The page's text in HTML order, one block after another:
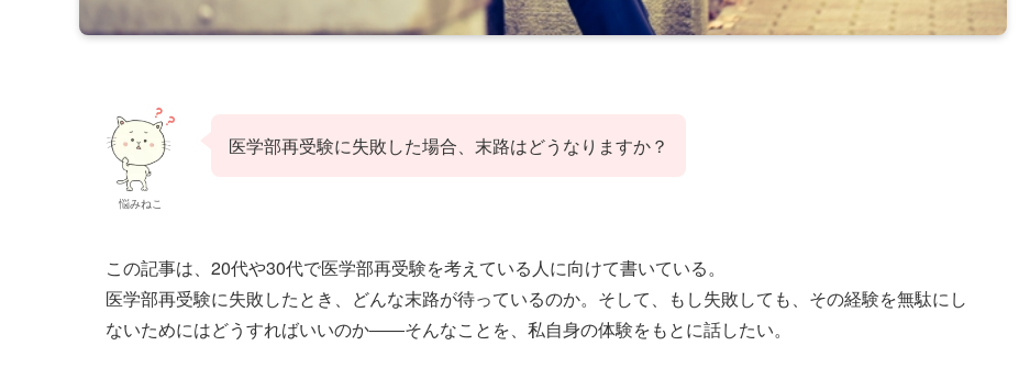
悩みねこ
医学部再受験に失敗した場合、末路はどうなりますか？
この記事は、20代や30代で医学部再受験を考えている人に向けて書いている。
医学部再受験に失敗したとき、どんな末路が待っているのか。そして、もし失敗しても、その経験を無駄にし
ないためにはどうすればいいのか――そんなことを、私自身の体験をもとに話したい。